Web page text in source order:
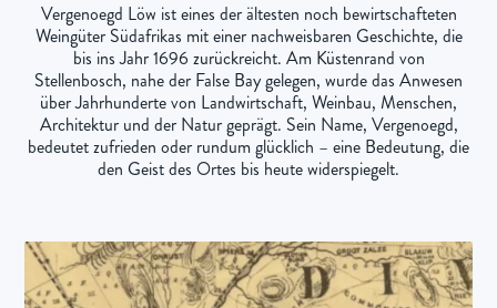
Vergenoegd Löw ist eines der ältesten noch bewirtschafteten
Weingüter Südafrikas mit einer nachweisbaren Geschichte, die
bis ins Jahr 1696 zurückreicht. Am Küstenrand von
Stellenbosch, nahe der False Bay gelegen, wurde das Anwesen
über Jahrhunderte von Landwirtschaft, Weinbau, Menschen,
Architektur und der Natur geprägt. Sein Name, Vergenoegd,
bedeutet zufrieden oder rundum glücklich – eine Bedeutung, die
den Geist des Ortes bis heute widerspiegelt.